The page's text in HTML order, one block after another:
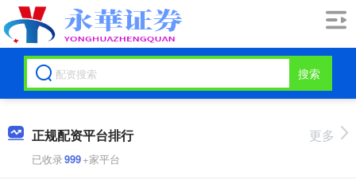
搜索
正规配资平台排行
已收录999+家平台
更多